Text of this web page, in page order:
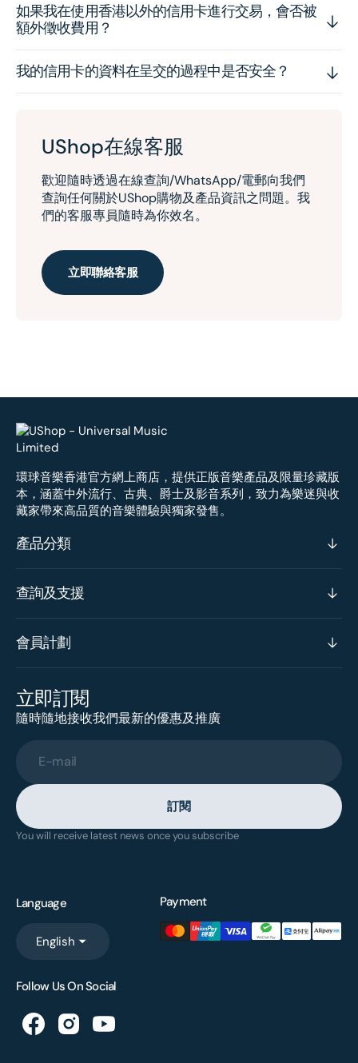
如果我在使用香港以外的信用卡進行交易，會否被
額外徵收費用？
我的信用卡的資料在呈交的過程中是否安全？
UShop在線客服
歡迎隨時透過在線查詢/WhatsApp/電郵向我們
查詢任何關於UShop購物及產品資訊之問題。我
們的客服專員隨時為你效名。
立即聯絡客服
環球音樂香港官方網上商店，提供正版音樂產品及限量珍藏版
本，涵蓋中外流行、古典、爵士及影音系列，致力為樂迷與收
藏家帶來高品質的音樂體驗與獨家發售。
產品分類
查詢及支援
會員計劃
立即訂閱
隨時隨地接收我們最新的優惠及推廣
E-mail
訂閱
You will receive latest news once you subscribe
Language
English
Payment
Follow Us On Social